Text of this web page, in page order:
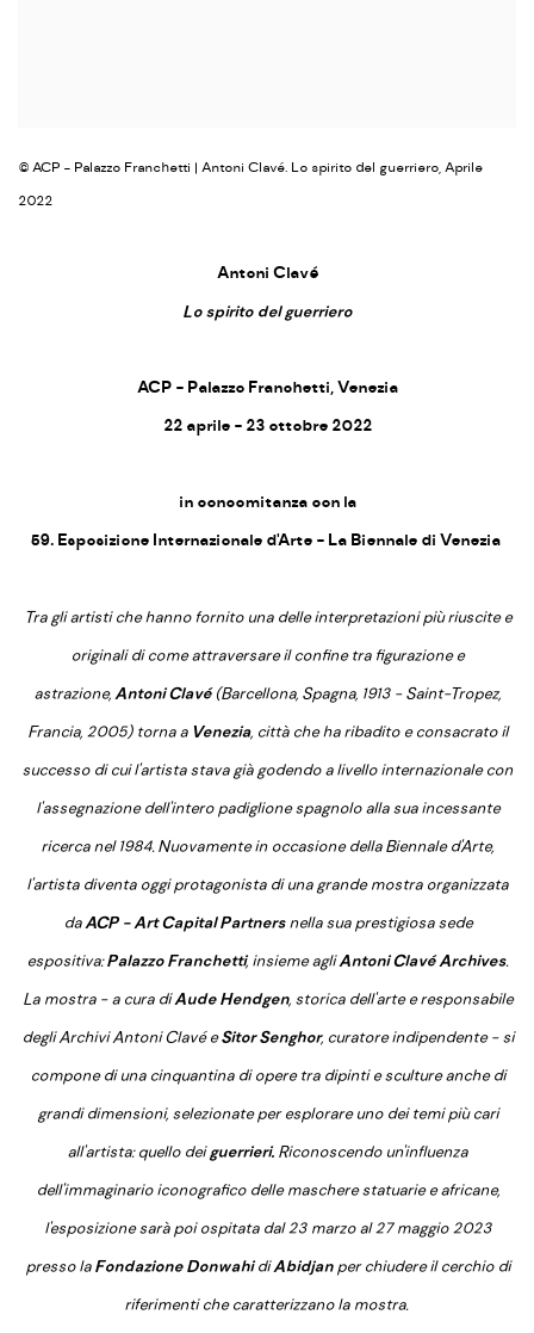
© ACP - Palazzo Franchetti | Antoni Clavé. Lo spirito del guerriero, Aprile
2022
Antoni Clavé
Lo spirito del guerriero
ACP - Palazzo Franchetti, Venezia
22 aprile - 23 ottobre 2022
in concomitanza con la
59. Esposizione Internazionale d'Arte - La Biennale di Venezia
Tra gli artisti che hanno fornito una delle interpretazioni più riuscite e
originali di come attraversare il confine tra figurazione e
astrazione,Antoni Clavé(Barcellona, Spagna, 1913 - Saint-Tropez,
Francia, 2005) torna a Venezia, città che ha ribadito e consacrato il
successo di cui l'artista stava già godendo a livello internazionale con
l'assegnazione dell'intero padiglione spagnolo alla sua incessante
ricerca nel 1984. Nuovamente in occasione della Biennale d'Arte,
l'artista diventa oggi protagonista di una grande mostra organizzata
daACP - Art Capital Partnersnella sua prestigiosa sede
espositiva:Palazzo Franchetti, insieme agliAntoni Clavé Archives.
La mostra - a cura diAude Hendgen, storica dell'arte e responsabile
degli Archivi Antoni Clavé eSitor Senghor, curatore indipendente - si
compone di una cinquantina di opere tra dipinti e sculture anche di
grandi dimensioni, selezionate per esplorare uno dei temi più cari
all'artista: quello deiguerrieri. Riconoscendo un'influenza
dell'immaginario iconografico delle maschere statuarie e africane,
l'esposizione sarà poi ospitata dal 23 marzo al 27 maggio 2023
presso laFondazione DonwahidiAbidjanper chiudere il cerchio di
riferimenti che caratterizzano la mostra.